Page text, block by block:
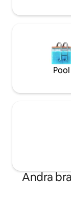
Pool
Andra